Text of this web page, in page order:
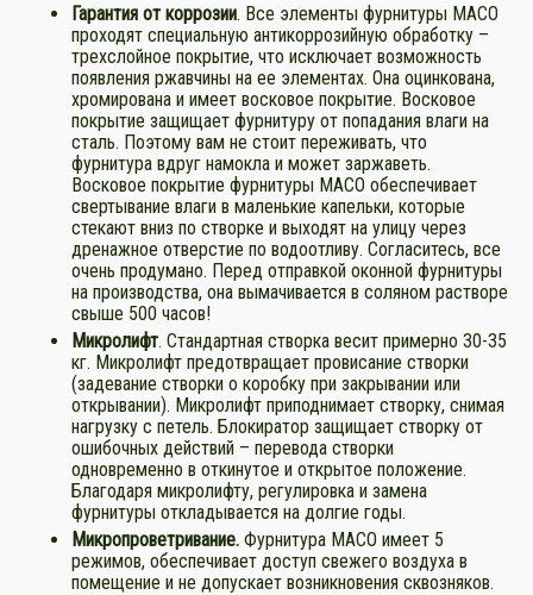
Гарантия от коррозии. Все элементы фурнитуры МАСО
проходят специальную антикоррозийную обработку –
трехслойное покрытие, что исключает возможность
появления ржавчины на ее элементах. Она оцинкована,
хромирована и имеет восковое покрытие. Восковое
покрытие защищает фурнитуру от попадания влаги на
сталь. Поэтому вам не стоит переживать, что
фурнитура вдруг намокла и может заржаветь.
Восковое покрытие фурнитуры МАСО обеспечивает
свертывание влаги в маленькие капельки, которые
стекают вниз по створке и выходят на улицу через
дренажное отверстие по водоотливу. Согласитесь, все
очень продумано. Перед отправкой оконной фурнитуры
на производства, она вымачивается в соляном растворе
свыше 500 часов!
Микролифт. Стандартная створка весит примерно 30-35
кг. Микролифт предотвращает провисание створки
(задевание створки о коробку при закрывании или
открывании). Микролифт приподнимает створку, снимая
нагрузку с петель. Блокиратор защищает створку от
ошибочных действий – перевода створки
одновременно в откинутое и открытое положение.
Благодаря микролифту, регулировка и замена
фурнитуры откладывается на долгие годы.
Микропроветривание. Фурнитура МАСО имеет 5
режимов, обеспечивает доступ свежего воздуха в
помещение и не допускает возникновения сквозняков.